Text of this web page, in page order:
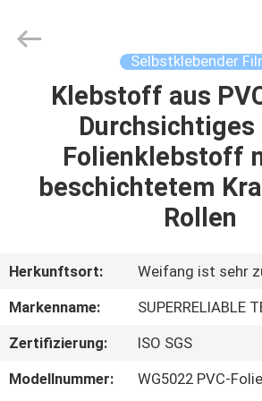
HAUS
PRODUKTE
ÜBER
UNS
FABRIK-
AUSFLUG
CO,LTD.
Selbstklebender
Klebstoff aus
Durchsichtiges
Folienklebstoff
beschichtetem
Rollen
Herkunftsort:
Weifang ist sehr
Markenname:
SUPERRELIABLE
Zertifizierung:
ISO SGS
Modellnummer:
WG5022 PVC-